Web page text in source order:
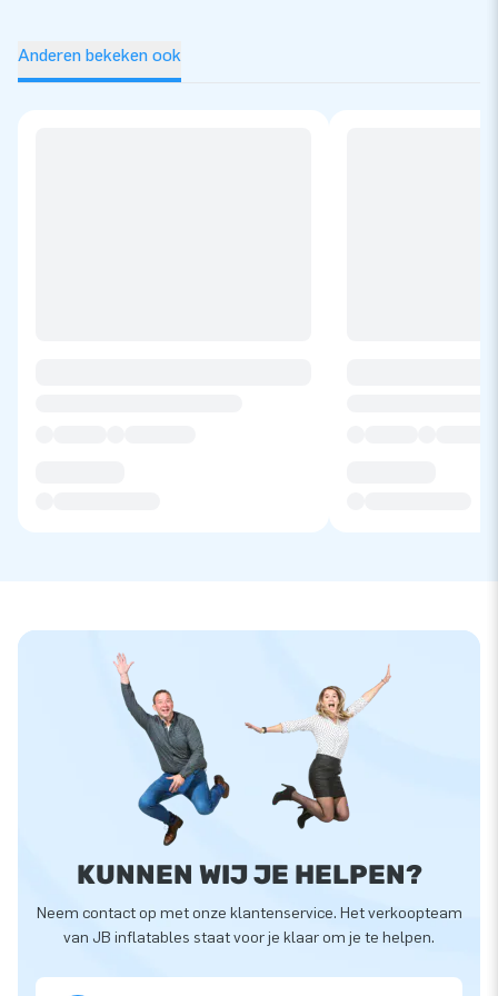
Anderen bekeken ook
KUNNEN WIJ JE HELPEN?
Neem contact op met onze klantenservice. Het verkoopteam
van JB inflatables staat voor je klaar om je te helpen.